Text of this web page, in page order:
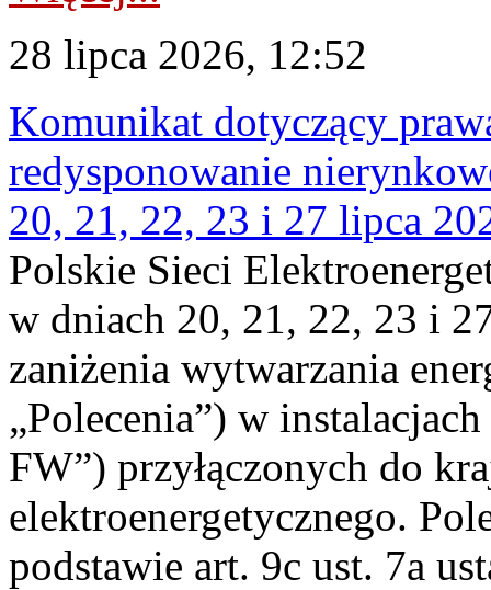
28 lipca 2026, 12:52
Komunikat dotyczący
redysponowanie
20, 21, 22, 23 i 27 lipca
Polskie Sieci
w dniach 20, 21, 22, 23 i
zaniżenia wytwarzania
„Polecenia”) w
FW”) przyłączonych do
elektroenergetycznego.
podstawie art. 9c ust. 7a